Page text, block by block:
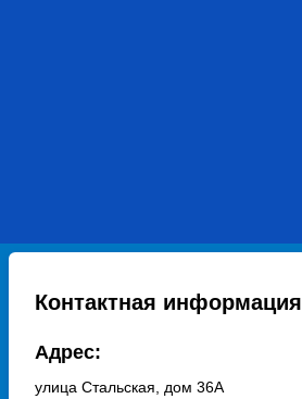
Контактная информация
Адрес:
улица Стальская, дом 36А